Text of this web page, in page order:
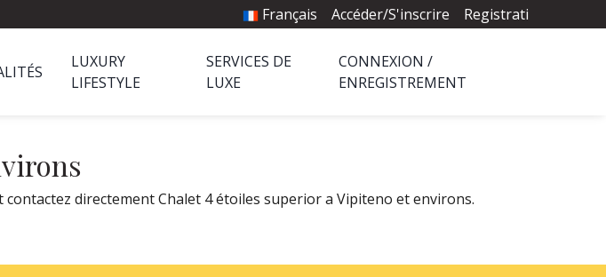
Français Accéder/S'inscrire Registrati
LUXURY
LIFESTYLE
SERVICES DE
LUXE
CONNEXION /
ENREGISTREMENT
directement Chalet 4 étoiles superior a Vipiteno et environs.